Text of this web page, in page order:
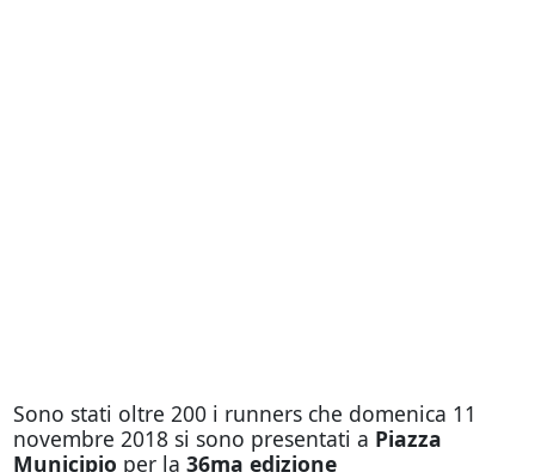
Sono stati oltre 200 i runners che domenica 11
novembre 2018 si sono presentati a Piazza
Municipio per la 36ma edizione